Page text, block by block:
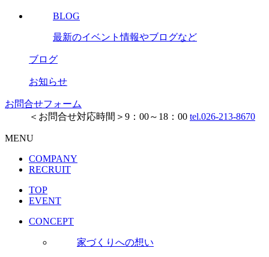
BLOG
最新のイベント情報やブログなど
ブログ
お知らせ
お問合せフォーム
＜お問合せ対応時間＞9：00～18：00 tel.026-213-8670
MENU
COMPANY
RECRUIT
TOP
EVENT
CONCEPT
家づくりへの想い